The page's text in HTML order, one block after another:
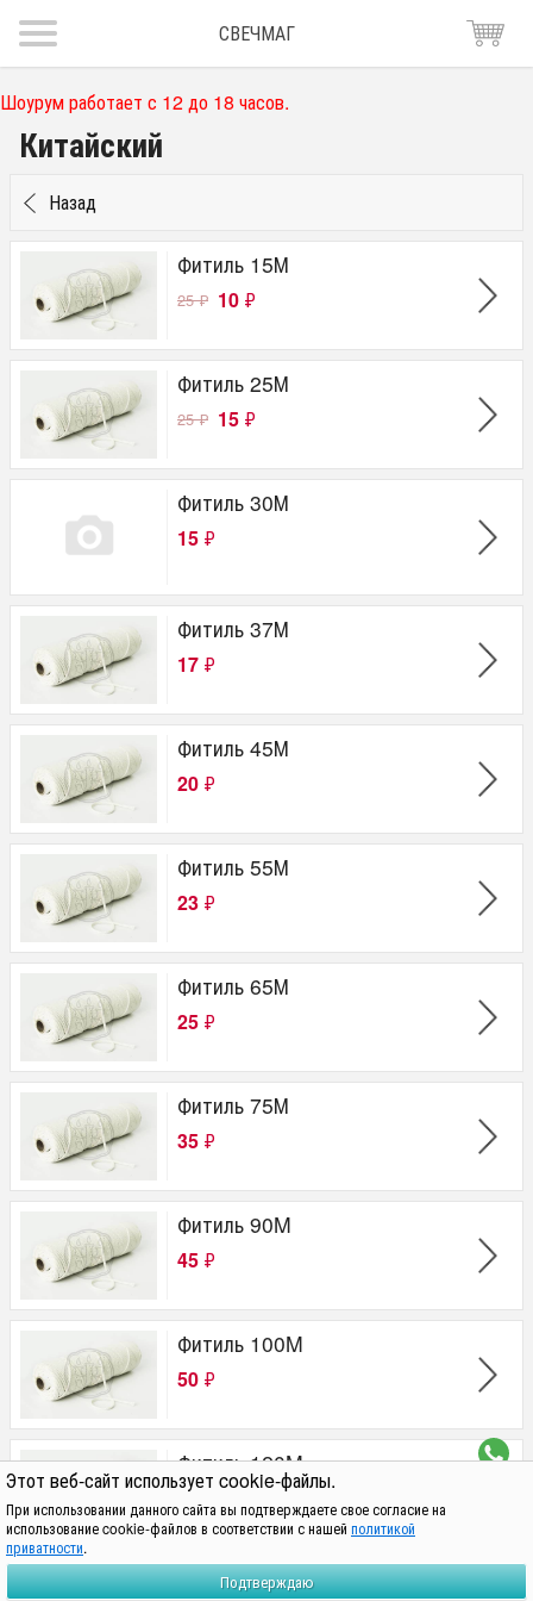
Этот веб-сайт использует cookie-файлы.
При использовании данного сайта вы подтверждаете свое согласие на
использование cookie-файлов в соответствии с нашей политикой
приватности.
Подтверждаю
СВЕЧМАГ
Шоурум работает с 12 до 18 часов.
Китайский
Назад
Фитиль 15М
25₽ 10 ₽
Фитиль 25М
25₽ 15 ₽
Фитиль 30М
15 ₽
Фитиль 37М
17 ₽
Фитиль 45М
20 ₽
Фитиль 55М
23 ₽
Фитиль 65М
25 ₽
Фитиль 75М
35 ₽
Фитиль 90M
45 ₽
Фитиль 100M
50 ₽
Фитиль 120M
55
Политика обработки персональных данных находится по адресу
https://svechmag.ru/privacy/